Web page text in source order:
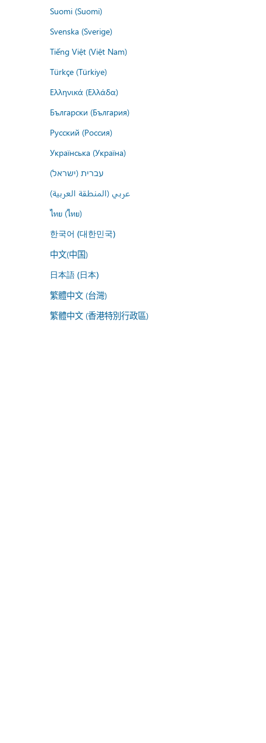
Suomi (Suomi)
Svenska (Sverige)
Tiếng Việt (Việt Nam)
Türkçe (Türkiye)
Ελληνικά (Ελλάδα)
Български (България)
Русский (Россия)
Українська (Україна)
עברית (ישראל)
عربي (المنطقة العربية)
ไทย (ไทย)
한국어 (대한민국)
中文(中国)
日本語 (日本)
繁體中文 (台灣)
繁體中文 (香港特別行政區)